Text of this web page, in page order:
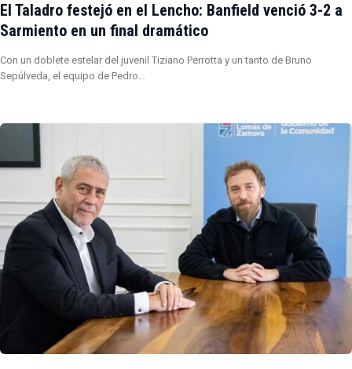
El Taladro festejó en el Lencho: Banfield venció 3-2 a
Sarmiento en un final dramático
Con un doblete estelar del juvenil Tiziano Perrotta y un tanto de Bruno
Sepúlveda, el equipo de Pedro…